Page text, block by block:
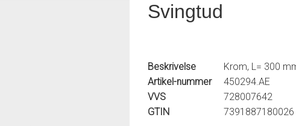
Svingtud
Beskrivelse
Krom, L= 300
Artikel-nummer
450294.AE
VVS
728007642
GTIN
7391887180026